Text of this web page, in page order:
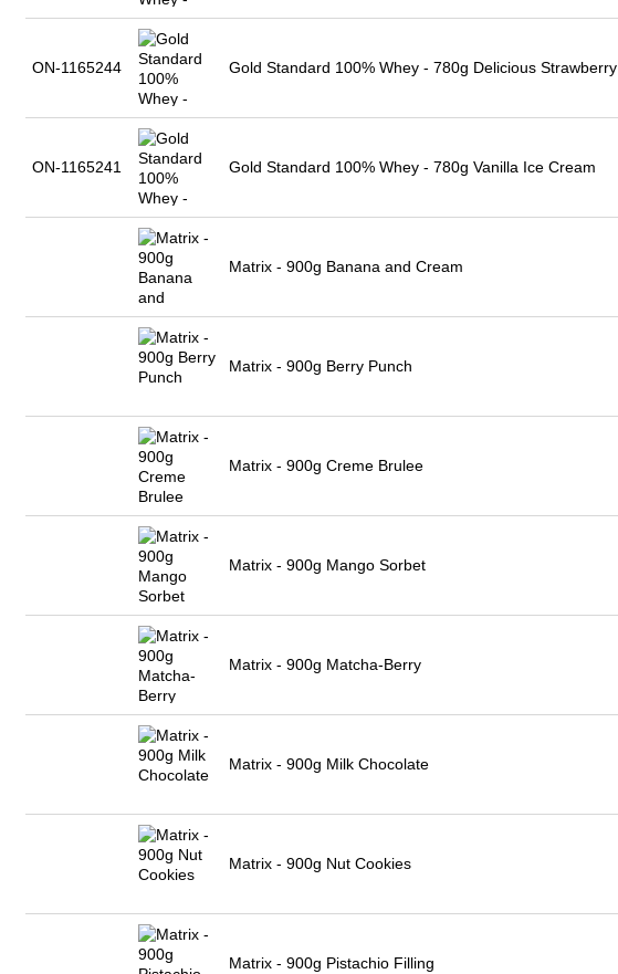
ON-1165244 Gold Standard 100% Whey - 780g Delicious Strawberry
ON-1165241 Gold Standard 100% Whey - 780g Vanilla Ice Cream
Matrix - 900g Banana and Cream
Matrix - 900g Berry Punch
Matrix - 900g Creme Brulee
Matrix - 900g Mango Sorbet
Matrix - 900g Matcha-Berry
Matrix - 900g Milk Chocolate
Matrix - 900g Nut Cookies
Matrix - 900g Pistachio Filling